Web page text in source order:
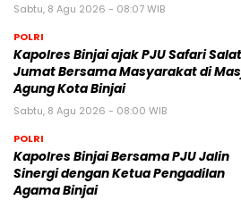
Sabtu, 8 Agu 2026 - 08:07 WIB
POLRI
Kapolres Binjai ajak PJU Safari Salat
Jumat Bersama Masyarakat di
Agung Kota Binjai
Sabtu, 8 Agu 2026 - 08:00 WIB
POLRI
Kapolres Binjai Bersama PJU Jalin
Sinergi dengan Ketua Pengadilan
Agama Binjai